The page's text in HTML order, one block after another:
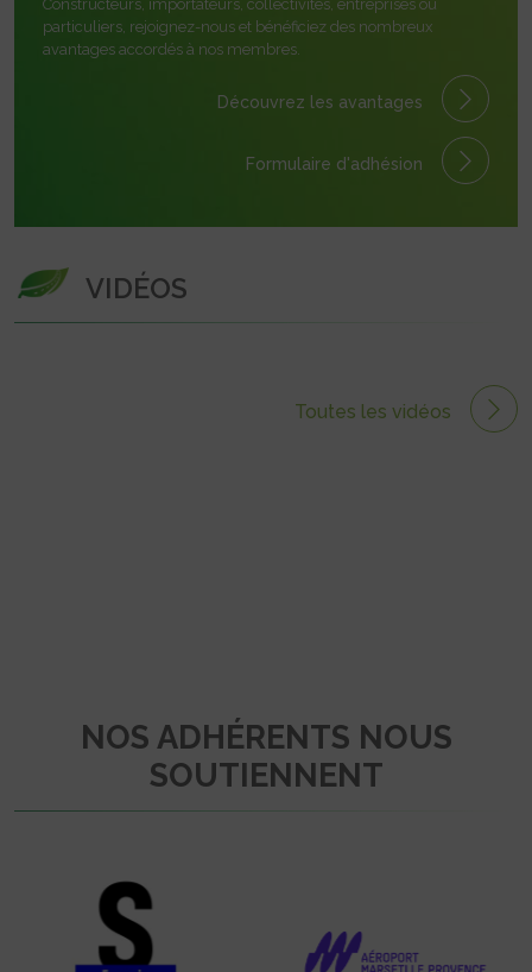
Constructeurs, importateurs, collectivités, entreprises ou
particuliers, rejoignez-nous et bénéficiez des nombreux
avantages accordés à nos membres.
Découvrez les avantages
Formulaire d'adhésion
VIDÉOS
Toutes les vidéos
NOS ADHÉRENTS NOUS
SOUTIENNENT